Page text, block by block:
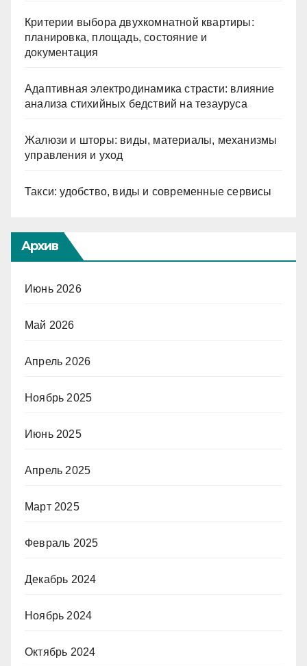
Критерии выбора двухкомнатной квартиры:
планировка, площадь, состояние и
документация
Адаптивная электродинамика страсти: влияние
анализа стихийных бедствий на тезауруса
Жалюзи и шторы: виды, материалы, механизмы
управления и уход
Такси: удобство, виды и современные сервисы
Архив
Июнь 2026
Май 2026
Апрель 2026
Ноябрь 2025
Июнь 2025
Апрель 2025
Март 2025
Февраль 2025
Декабрь 2024
Ноябрь 2024
Октябрь 2024